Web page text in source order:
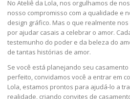
No Ateliê da Lola, nos orgulhamos de
nosso compromisso com a qualidade e
design gráfico. Mas o que realmente
por ajudar casais a celebrar o amor.
testemunho do poder e da beleza do
de tantas histórias de amor.
Se você está planejando seu
perfeito, convidamos você a entrar em
Lola, estamos prontos para ajudá-lo a
realidade, criando convites de